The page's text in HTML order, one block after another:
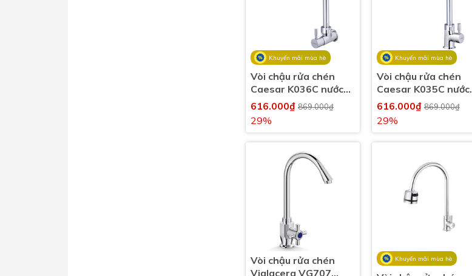
Khuyến mãi mùa hè
Vòi chậu rửa chén
Caesar K036C nước
lạnh
616.000₫ 869.000₫
29%
Khuyến mãi mùa hè
Vòi chậu rửa chén
Caesar K035C nước
lạnh
616.000₫869.000₫
29%
Vòi chậu rửa chén
Viglacera VG707
Khuyến mãi mùa hè